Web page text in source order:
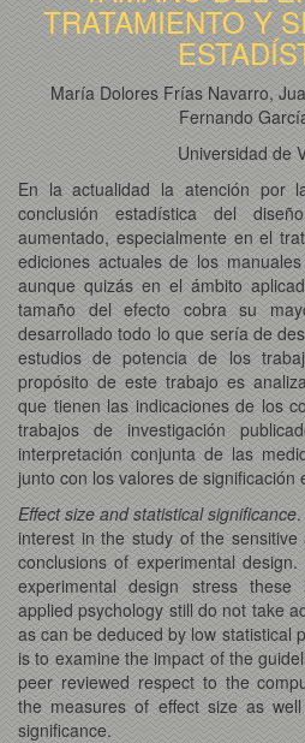
TRATAMIENTO Y
María Dolores Frías Navarro,
Fernando
Universidad de
En la actualidad la atención por
conclusión estadística del
aumentado, especialmente en el
ediciones actuales de los
aunque quizás en el ámbito
tamaño del efecto cobra su
desarrollado todo lo que sería de
estudios de potencia de los
propósito de este trabajo es
que tienen las indicaciones de los
trabajos de investigación
interpretación conjunta de las
junto con los valores de significación
Effect size and statistical significance
interest in the study of the
conclusions of experimental
experimental design stress
applied psychology still do not take
as can be deduced by low statistical
is to examine the impact of the
peer reviewed respect to the
the measures of effect size as
significance.